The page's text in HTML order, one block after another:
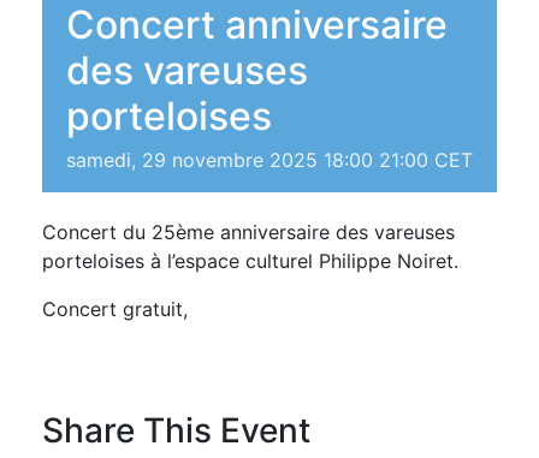
Concert anniversaire
des vareuses
porteloises
samedi, 29 novembre 2025 18:00 21:00 CET
Concert du 25ème anniversaire des vareuses
porteloises à l’espace culturel Philippe Noiret.
Concert gratuit,
Share This Event